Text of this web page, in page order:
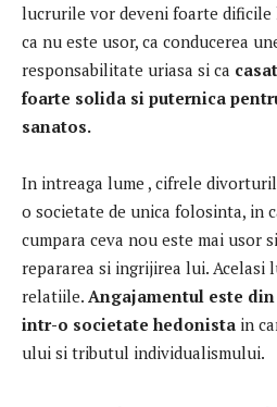
lucrurile vor deveni foarte dificile
ca nu este usor, ca conducerea
responsabilitate uriasa si ca
foarte solida si puternica
sanatos.
In intreaga lume , cifrele
o societate de unica folosinta, in
cumpara ceva nou este mai usor
repararea si ingrijirea lui. Acelasi
relatiile. Angajamentul este
intr-o societate hedonista in
ului si tributul individualismului.